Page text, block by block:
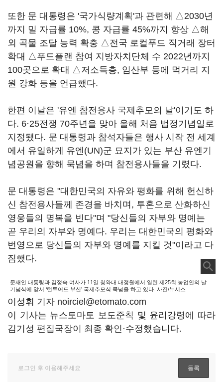
또한 문 대통령은 '국가식량계획'과 관련해 △2030년
까지 밀 자급률 10%, 콩 자급률 45%까지 향상 △해
외 곡물 조달 능력 확충 △전국 로컬푸드 직거래 장터
확대 △푸드플랜 참여 지방자치단체 수 2022년까지
100곳으로 확대 △저소득층, 임산부 등에 먹거리 지
원 강화 등을 언급했다.
한편 이날은 '유엔 참전용사 국제추모의 날'이기도 하
다. 6·25전쟁 70주년을 맞아 올해 처음 법정기념일로
지정됐다. 문 대통령과 참석자들은 행사 시작 전 세계
에서 유일하게 유엔(UN)군 묘지가 있는 부산 유엔기
념공원을 향해 묵념을 하며 참전용사들을 기렸다.
문 대통령은 "대한민국의 자유와 평화를 위해 헌신하
신 참전용사들께 존경을 바치며, 투혼으로 산화하신
영웅들의 명복을 빈다"며 "당신들의 자부와 명예는
곧 우리의 자부와 명예다. 우리는 대한민국의 평화와
번영으로 당신들의 자부와 명예를 지킬 것"이라고 다
짐했다.
문재인 대통령과 김정숙 여사가 11일 청와대 대정원에서 열린 제25회 농업인의 날
기념식에 앞서 ‘턴투어드 부산’ 국제추모식 묵념을 하고 있다. 사진/뉴시스
이성휘 기자 noirciel@etomato.com
이 기사는 뉴스토마토 보도준칙 및 윤리강령에 따라
김기성 편집국장이 최종 확인·수정했습니다.